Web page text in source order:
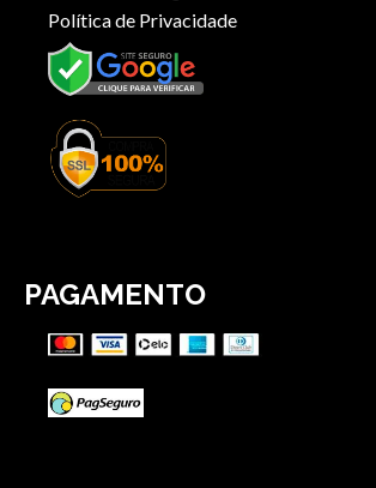
Política de Privacidade
PAGAMENTO